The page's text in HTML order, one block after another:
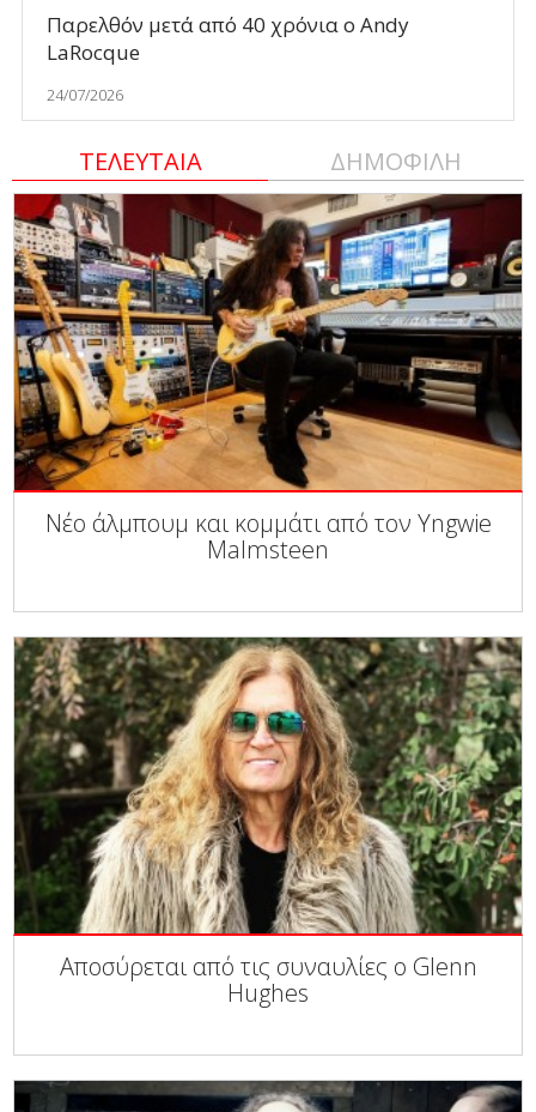
Παρελθόν μετά από 40 χρόνια ο Andy
LaRocque
24/07/2026
ΤΕΛΕΥΤΑΙΑ ΔΗΜΟΦΙΛΗ
Νέο άλμπουμ και κομμάτι από τον Yngwie
Malmsteen
Αποσύρεται από τις συναυλίες ο Glenn
Hughes